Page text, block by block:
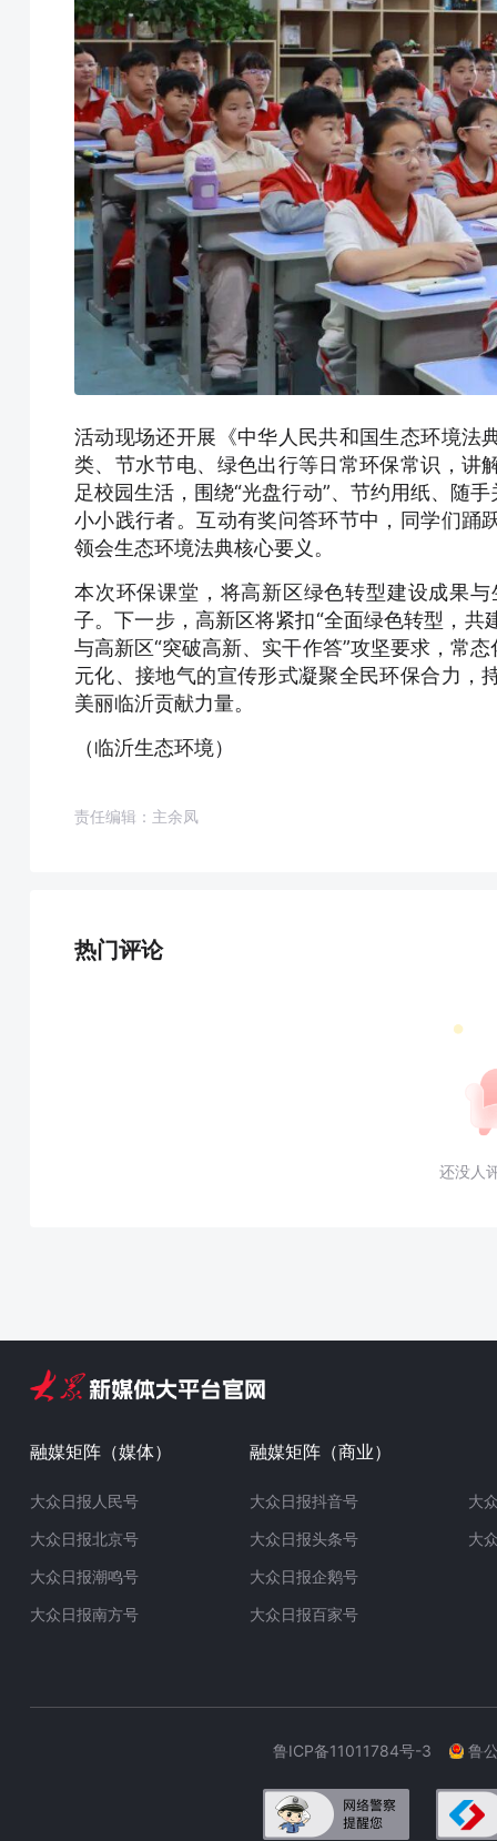
活动现场还开展《中华人民共和国生态环境法
类、节水节电、绿色出行等日常环保常识，讲
足校园生活，围绕“光盘行动”、节约用纸、随
小小践行者。互动有奖问答环节中，同学们踊
领会生态环境法典核心要义。
本次环保课堂，将高新区绿色转型建设成果
子。下一步，高新区将紧扣“全面绿色转型，共
与高新区“突破高新、实干作答”攻坚要求，常
元化、接地气的宣传形式凝聚全民环保合力，
美丽临沂贡献力量。
（临沂生态环境）
责任编辑：主余凤
热门评论
还没人
融媒矩阵（媒体）
大众日报人民号
大众日报北京号
大众日报潮鸣号
大众日报南方号
融媒矩阵（商业）
大众日报抖音号
大众日报头条号
大众日报企鹅号
大众日报百家号
大
大
鲁ICP备11011784号-3 鲁